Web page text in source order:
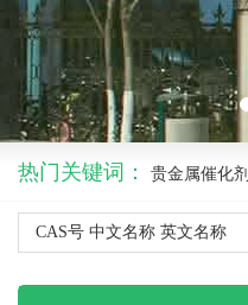
热门关键词： 贵金属催化剂